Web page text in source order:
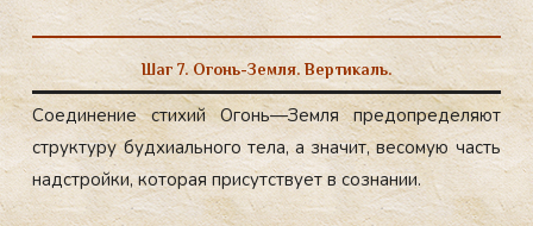
Шаг 7. Огонь-Земля. Вертикаль.
Со­еди­не­ние сти­хий Огонь—Зем­ля пре­доп­ре­де­ля­ют
струк­ту­ру буд­хи­аль­но­го те­ла, а зна­чит, ве­со­мую часть
надс­трой­ки, ко­то­рая при­сутс­тву­ет в соз­на­нии.